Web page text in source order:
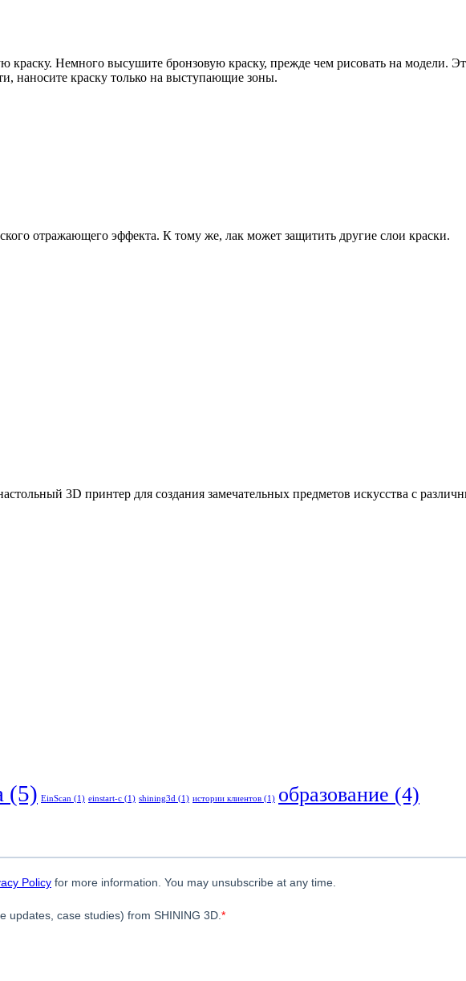
краску. Немного высушите бронзовую краску, прежде чем рисовать на модели.
наносите краску только на выступающие зоны.
отражающего эффекта. К тому же, лак может защитить другие слои краски.
3D принтер для создания замечательных предметов искусства с
(5) EinScan (1) einstart-c (1) shining3d (1) истории клиентов (1) образование (4)